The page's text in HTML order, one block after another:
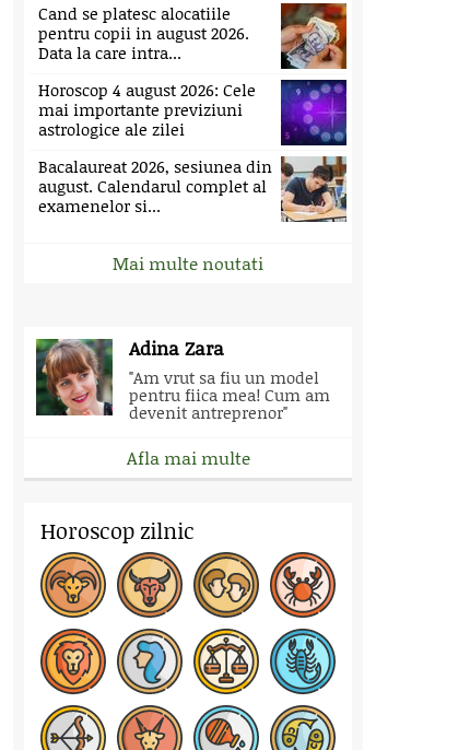
Cand se platesc alocatiile
pentru copii in august 2026.
Data la care intra...
Horoscop 4 august 2026: Cele
mai importante previziuni
astrologice ale zilei
Bacalaureat 2026, sesiunea din
august. Calendarul complet al
examenelor si...
Mai multe noutati
Adina Zara
"Am vrut sa fiu un model
pentru fiica mea! Cum am
devenit antreprenor"
Afla mai multe
Horoscop zilnic